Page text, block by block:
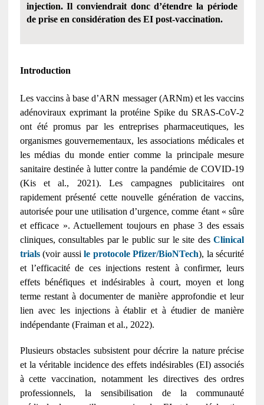
injection. Il conviendrait donc d’étendre la période
de prise en considération des EI post-vaccination.
Introduction
Les vaccins à base d’ARN messager (ARNm) et les vaccins
adénoviraux exprimant la protéine Spike du SRAS-CoV-2
ont été promus par les entreprises pharmaceutiques, les
organismes gouvernementaux, les associations médicales et
les médias du monde entier comme la principale mesure
sanitaire destinée à lutter contre la pandémie de COVID-19
(Kis et al., 2021). Les campagnes publicitaires ont
rapidement présenté cette nouvelle génération de vaccins,
autorisée pour une utilisation d’urgence, comme étant « sûre
et efficace ». Actuellement toujours en phase 3 des essais
cliniques, consultables par le public sur le site desClinical
trials(voir aussile protocole Pfizer/BioNTech), la sécurité
et l’efficacité de ces injections restent à confirmer, leurs
effets bénéfiques et indésirables à court, moyen et long
terme restant à documenter de manière approfondie et leur
lien avec les injections à établir et à étudier de manière
indépendante (Fraiman et al., 2022).
Plusieurs obstacles subsistent pour décrire la nature précise
et la véritable incidence des effets indésirables (EI) associés
à cette vaccination, notamment les directives des ordres
professionnels, la sensibilisation de la communauté